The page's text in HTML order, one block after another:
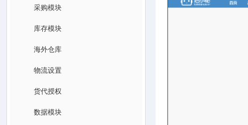
采购模块
库存模块
海外仓库
物流设置
货代授权
数据模块